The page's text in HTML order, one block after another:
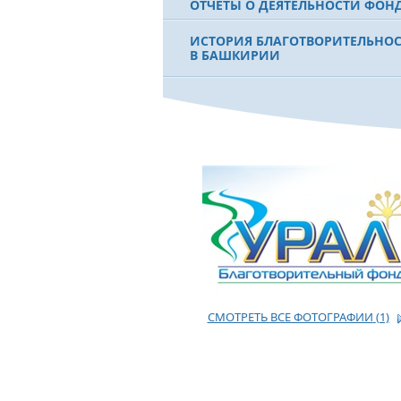
ОТЧЕТЫ О ДЕЯТЕЛЬНОСТИ
ИСТОРИЯ
В БАШКИРИИ
МУРТАЗЕ РАХИМОВЕ
СМОТРЕТЬ ВСЕ ФОТОГРАФИИ (1)